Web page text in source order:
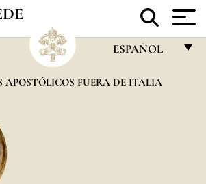
ESPAÑOL
FRANÇAIS
APOSTÓLICOS FUERA DE ITALIA